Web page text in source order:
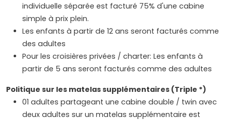
individuelle séparée est facturé 75% d'une cabine
simple à prix plein.
Les enfants à partir de 12 ans seront facturés comme
des adultes
Pour les croisières privées / charter: Les enfants à
partir de 5 ans seront facturés comme des adultes
Politique sur les matelas supplémentaires (Triple *)
01 adultes partageant une cabine double / twin avec
deux adultes sur un matelas supplémentaire est